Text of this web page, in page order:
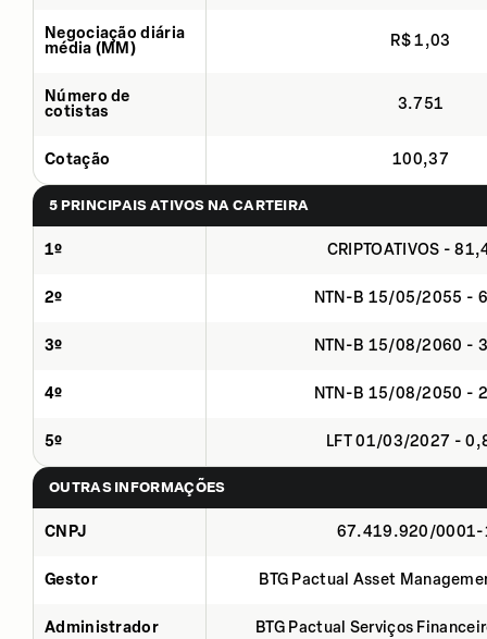
Negociação diária
média (MM)
R$ 1,03
Número de
cotistas
3.751
Cotação 100,37
5 PRINCIPAIS ATIVOS NA CARTEIRA
1º CRIPTOATIVOS -
2º NTN-B 15/05/2055 -
3º NTN-B 15/08/2060 -
4º NTN-B 15/08/2050 -
5º LFT 01/03/2027 -
OUTRAS INFORMAÇÕES
CNPJ 67.419.920/0001-
Gestor BTG Pactual Asset
Administrador BTG Pactual Serviços